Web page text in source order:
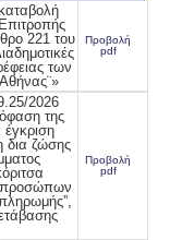
221 του
των
Προβολή
pdf
2026
της
δια ζώσης
Προβολή
pdf